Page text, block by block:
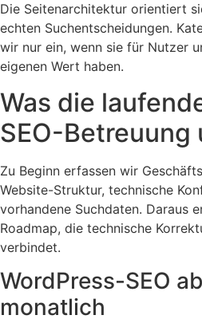
Die Seitenarchitektur orientiert
echten Suchentscheidungen.
wir nur ein, wenn sie für Nutzer
eigenen Wert haben.
Was die
SEO-Betreuung
Zu Beginn erfassen wir
Website-Struktur, technische
vorhandene Suchdaten. Daraus
Roadmap, die technische
verbindet.
WordPress-SEO
monatlich